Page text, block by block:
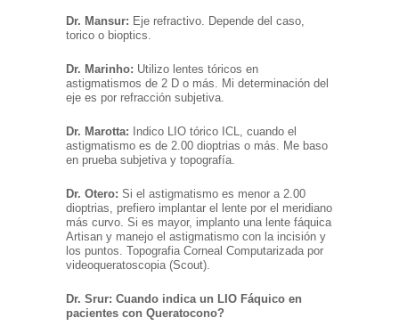
Dr. Mansur: Eje refractivo. Depende del caso,
torico o bioptics.
Dr. Marinho: Utilizo lentes tóricos en
astigmatismos de 2 D o más. Mi determinación del
eje es por refracción subjetiva.
Dr. Marotta: Indico LIO tórico ICL, cuando el
astigmatismo es de 2.00 dioptrias o más. Me baso
en prueba subjetiva y topografía.
Dr. Otero: Si el astigmatismo es menor a 2.00
dioptrias, prefiero implantar el lente por el meridiano
más curvo. Si es mayor, implanto una lente fáquica
Artisan y manejo el astigmatismo con la incisión y
los puntos. Topografia Corneal Computarizada por
videoqueratoscopia (Scout).
Dr. Srur: Cuando indica un LIO Fáquico en
pacientes con Queratocono?